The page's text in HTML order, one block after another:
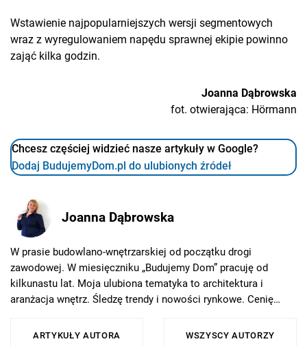
Wstawienie najpopularniejszych wersji segmentowych
wraz z wyregulowaniem napędu sprawnej ekipie powinno
zająć kilka godzin.
Joanna Dąbrowska
fot. otwierająca: Hörmann
Chcesz częściej widzieć nasze artykuły w Google?
Dodaj BudujemyDom.pl do ulubionych źródeł
Joanna Dąbrowska
W prasie budowlano-wnętrzarskiej od początku drogi
zawodowej. W miesięczniku „Budujemy Dom” pracuję od
kilkunastu lat. Moja ulubiona tematyka to architektura i
aranżacja wnętrz. Śledzę trendy i nowości rynkowe. Cenię
kajakiem. W wolnym czasie spełniam marzenia podróżnicze -
ARTYKUŁY AUTORA WSZYSCY AUTORZY